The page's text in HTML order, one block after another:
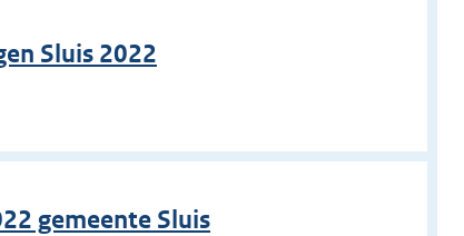
Sluis 2022
gemeente Sluis